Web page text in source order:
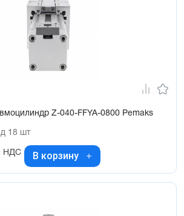
Z-040-FFYA-0800 Pemaks
18 шт
НДС В корзину